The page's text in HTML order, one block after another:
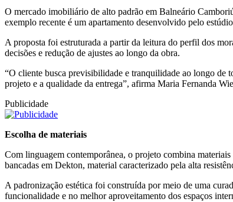
O mercado imobiliário de alto padrão em Balneário
exemplo recente é um apartamento desenvolvido pelo
A proposta foi estruturada a partir da leitura do perfil dos
decisões e redução de ajustes ao longo da obra.
“O cliente busca previsibilidade e tranquilidade ao longo de
projeto e a qualidade da entrega”, afirma Maria Fernanda
Publicidade
Escolha de materiais
Com linguagem contemporânea, o projeto combina
bancadas em Dekton, material caracterizado pela alta
A padronização estética foi construída por meio de uma
funcionalidade e no melhor aproveitamento dos espaços